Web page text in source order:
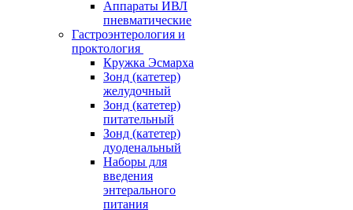
Аппараты ИВЛ
пневматические
Гастроэнтерология и
проктология
Кружка Эсмарха
Зонд (катетер)
желудочный
Зонд (катетер)
питательный
Зонд (катетер)
дуоденальный
Наборы для
введения
энтерального
питания